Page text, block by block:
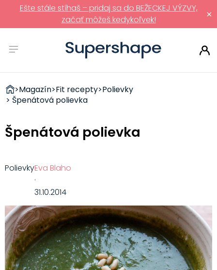
×
Ešte stále stíhaš – pridaj sa do BEŽECKEJ VÝZVY,
začať môžeš kedykoľvek!
ZDRAVÉ
RÝCHLOVKY
>Magazín>Fit recepty>Polievky
> Špenátová polievka
Špenátová polievka
PolievkyEva Blaho
·
31.10.2014